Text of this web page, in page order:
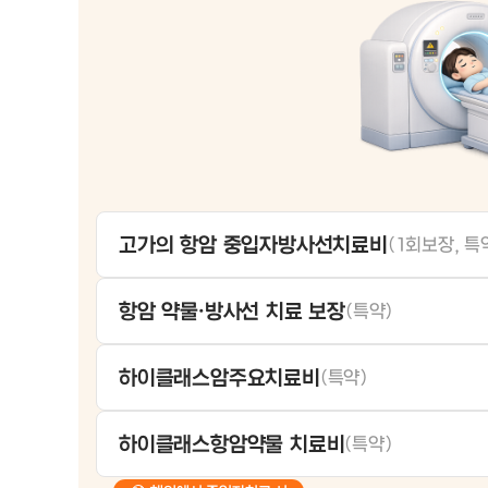
고가의 항암 중입자방사선치료비 (1회보장, 특
항암 약물·방사선 치료 보장(특약)
하이클래스암주요치료비 (특약)
하이클래스항암약물 치료비 (특약)